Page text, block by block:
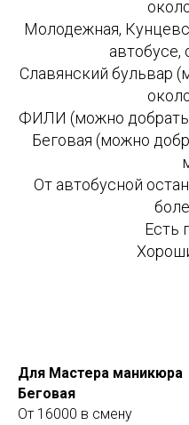
Молодежная,
автобусе,
Славянский бульвар
ФИЛИ (можно
Беговая (можно
От автобусной
Есть
Для Мастера маникюра
Беговая
От 16000 в смену